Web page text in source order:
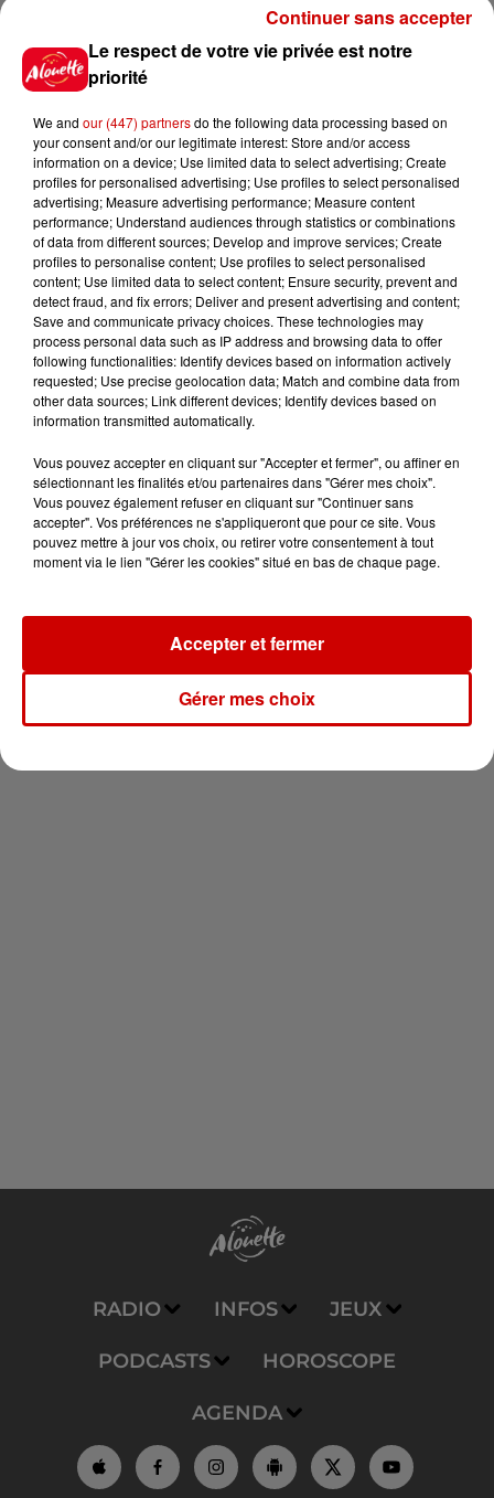
Gagnez vos places pour le
festival Marché Gourmand 2026
Le Duel - Gagnez vos entrées
pour l'un des zoos de nos
régions !
Destination Vacances - Gagnez
votre séjour en famille au cœur
de la...
Destination Vacances : inscrivez-
vous !
Newsletter
RADIO INFOS JEUX
PODCASTS HOROSCOPE
AGENDA
Le respect de votre vie privée est notre
priorité
We and our (447) partnersdo the following data processing based on
your consent and/or our legitimate interest: Store and/or access
information on a device; Use limited data to select advertising; Create
profiles for personalised advertising; Use profiles to select personalised
advertising; Measure advertising performance; Measure content
performance; Understand audiences through statistics or combinations
of data from different sources; Develop and improve services; Create
profiles to personalise content; Use profiles to select personalised
content; Use limited data to select content; Ensure security, prevent and
detect fraud, and fix errors; Deliver and present advertising and content;
Save and communicate privacy choices. These technologies may
process personal data such as IP address and browsing data to offer
following functionalities: Identify devices based on information actively
requested; Use precise geolocation data; Match and combine data from
other data sources; Link different devices; Identify devices based on
information transmitted automatically.
Vous pouvez accepter en cliquant sur "Accepter et fermer", ou affiner en
sélectionnant les finalités et/ou partenaires dans "Gérer mes choix".
Vous pouvez également refuser en cliquant sur "Continuer sans
accepter". Vos préférences ne s'appliqueront que pour ce site. Vous
pouvez mettre à jour vos choix, ou retirer votre consentement à tout
moment via le lien "Gérer les cookies" situé en bas de chaque page.
Gérer mes choix
Accepter et fermer
Continuer sans accepter